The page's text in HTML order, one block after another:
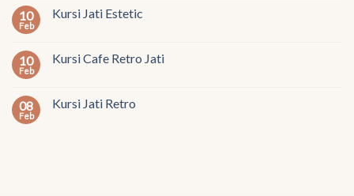
10
Feb
Kursi Jati Estetic
10
Feb
Kursi Cafe Retro Jati
08
Feb
Kursi Jati Retro